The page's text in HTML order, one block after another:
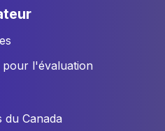
pour l'évaluation
Canada